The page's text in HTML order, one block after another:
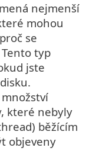
nejmenší
mohou
se
typ
jste
které nebyly
běžícím
objeveny